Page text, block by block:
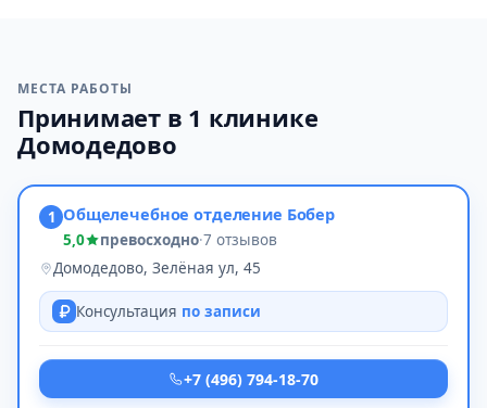
МЕСТА РАБОТЫ
Принимает в 1 клинике
Домодедово
1 Общелечебное отделение Бобер
5,0 превосходно·7 отзывов
Домодедово, Зелёная ул, 45
Консультация по записи
+7 (496) 794-18-70